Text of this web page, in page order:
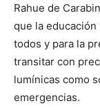
Rahue de
que la
todos y para la
transitar con
lumínicas como
emergencias.